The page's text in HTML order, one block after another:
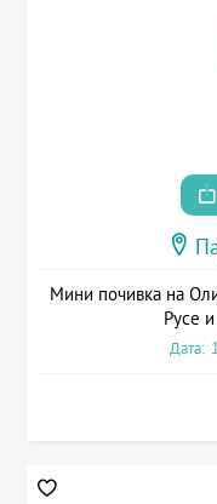
Мини почивка на
Русе
Дата: